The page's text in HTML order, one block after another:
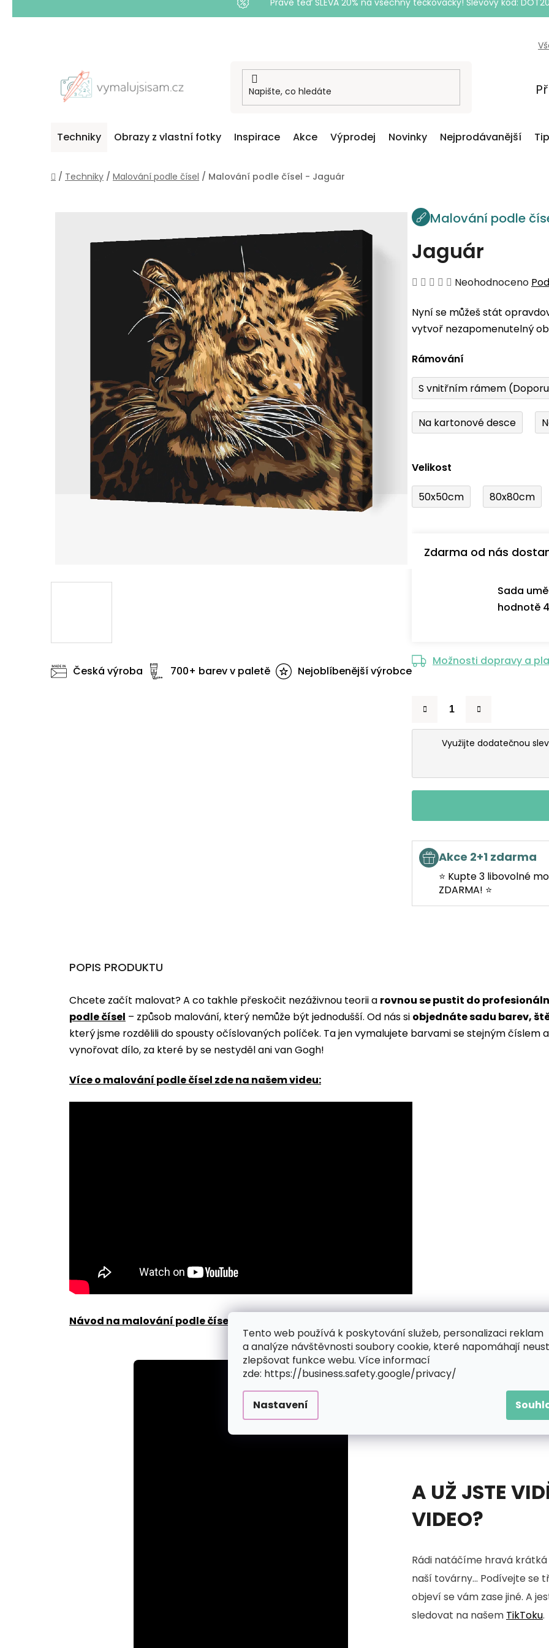
Tento web používá k poskytování služeb, personalizaci reklam
a analýze návštěvnosti soubory cookie, které napomáhají
zlepšovat funkce webu. Více informací
zde: https://business.safety.google/privacy/
Nastavení
Právě teď SLEVA 20% na všechny tečkovačky! Slevový kód:
Techniky Obrazy z vlastní fotky Inspirace Akce Výprodej Novinky Nejprodávanější
Domů
/ Techniky / Malování podle čísel / Malování podle čísel - Jaguár
Malování podle
Jaguár
Průměrné
produktu
je
z
5
hvězdiček.
Neohodnoceno
Nyní se můžeš stát
vytvoř nezapomenutelný
Rámování
S vnitřním rámem
Na kartonové desce
Velikost
50x50cm 80x80cm
Zdarma od nás
Sada
hodnotě
Možnosti dopravy a
Využijte dodatečnou
Akce 2+1 zdarma
⭐ Kupte 3 libovolné
ZDARMA! ⭐
Česká výroba 700+ barev v paletě Nejoblíbenější výrobce
POPIS PRODUKTU
Chcete začít malovat? A co takhle přeskočit nezáživnou teorii a rovnou se pustit do
podle čísel ­­– způsob malování, který nemůže být jednodušší. Od nás si objednáte sadu barev,
který jsme rozdělili do spousty očíslovaných políček. Ta jen vymalujete barvami se stejným číslem
vynořovat dílo, za které by se nestyděl ani van Gogh!
Více o malování podle čísel zde na našem videu:
Návod na malování podle čísel zde
A UŽ JSTE
VIDEO?
Rádi natáčíme hravá krátká
naší továrny... Podívejte se
objeví se vám zase jiné. A
sledovat na našem TikToku.